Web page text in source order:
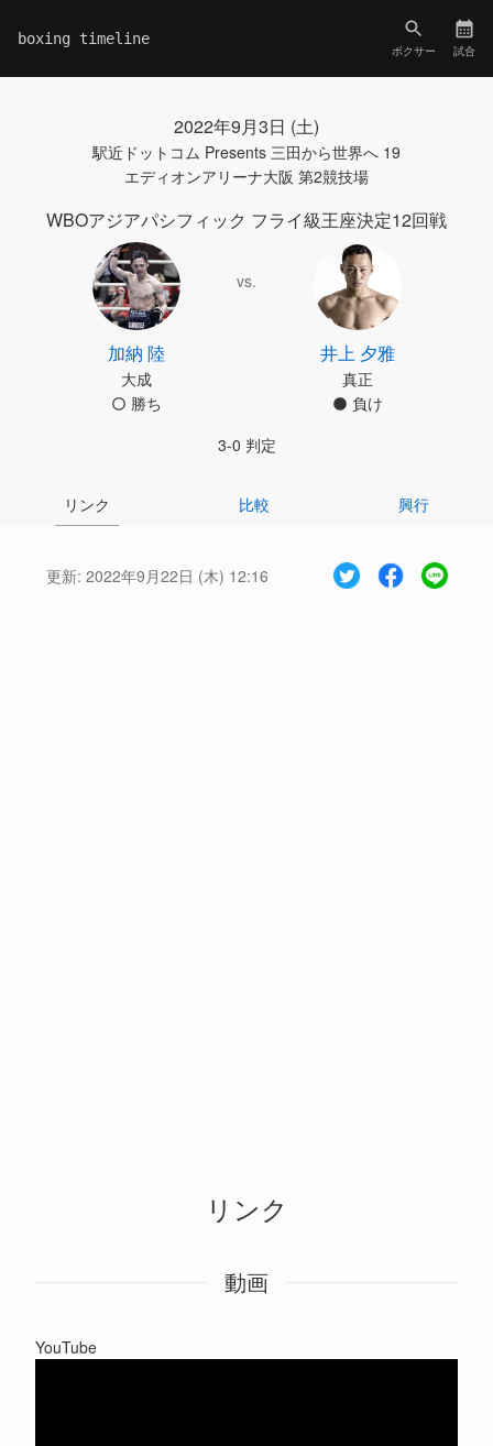
boxing timeline
ボクサー 試合
2022年9月3日 (土)
駅近ドットコム Presents 三田から世界へ 19
エディオンアリーナ大阪 第2競技場
WBOアジアパシフィック フライ級王座決定12回戦
加納 陸
大成
勝ち
vs.
井上 夕雅
真正
負け
3-0 判定
リンク 比較 興行
更新: 2022年9月22日 (木) 12:16
リンク
動画
YouTube